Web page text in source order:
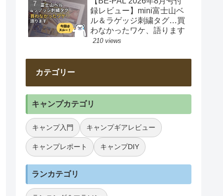
録レビュー】mini富士山ベ
ル＆ラゲッジ刺繍タグ…買
わなかったワケ、語ります
210 views
カテゴリー
キャンプカテゴリ
キャンプ入門 キャンプギアレビュー
キャンプレポート キャンプDIY
ランカテゴリ